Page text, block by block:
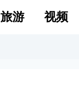
旅游 视频